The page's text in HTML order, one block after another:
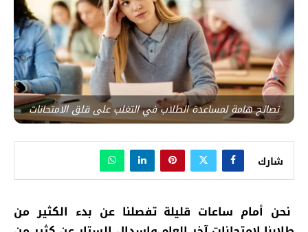
نصائح هامة لمساعدة الطلاب في التغلب على قلق الامتحانات
شارك
نحن أمام ساعات قليلة تفصلنا عن بدء الكثير من